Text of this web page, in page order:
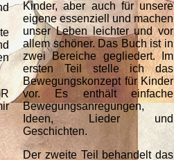
Kinder, aber auch für unsere
eigene essenziell und machen
unser Leben leichter und vor
allem schöner. Das Buch ist in
zwei Bereiche gegliedert. Im
ersten Teil stelle ich das
Bewegungskonzept für Kinder
vor. Es enthält einfache
Bewegungsanregungen,
Ideen, Lieder und
Geschichten.
Der zweite Teil behandelt das